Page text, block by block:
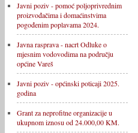
Javni poziv - pomoć poljoprivrednim
proizvođačima i domaćinstvima
pogođenim poplavama 2024.
Javna rasprava - nacrt Odluke o
mjesnim vodovodima na području
općine Vareš
Javni poziv - općinski poticaji 2025.
godina
Grant za neprofitne organizacije u
ukupnom iznosu od 24.000,00 KM.